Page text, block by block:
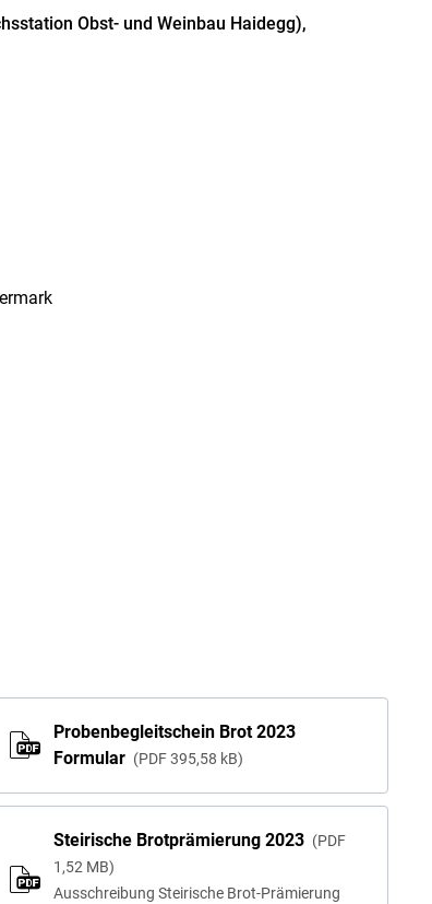
Obst- und Weinbau Haidegg),
Probenbegleitschein Brot 2023
Formular
PDF 395,58 kB
Steirische Brotprämierung 2023
PDF
1,52 MB
Ausschreibung Steirische Brot-Prämierung